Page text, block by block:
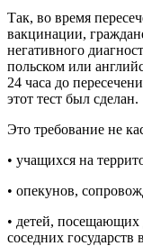
Так, во время
вакцинации,
негативного
польском или
24 часа до
этот тест был сделан.
Это требование не
• учащихся на
• опекунов,
• детей,
соседних